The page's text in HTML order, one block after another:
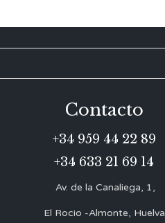
Contacto
+34 959 44 22 89
+34 633 21 69 14
Av. de la Canaliega, 1,
El Rocio -Almonte, Huelva